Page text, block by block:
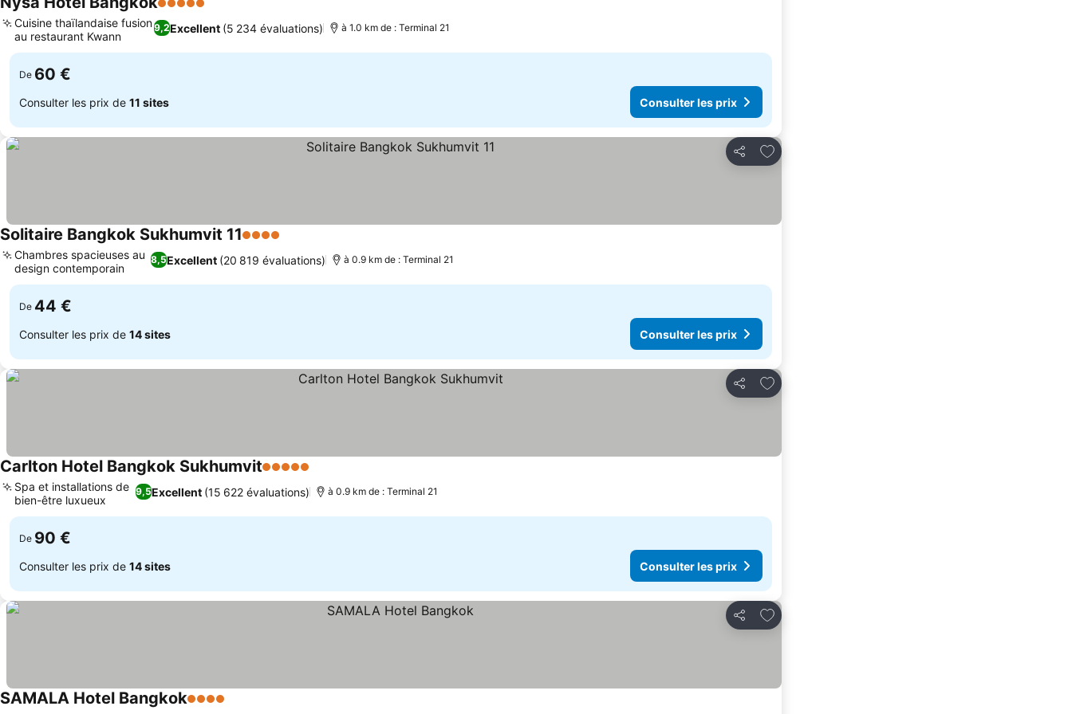
5 Étoiles
9,2Excellent (5 234 évaluations)
Cuisine thaïlandaise fusion
au restaurant Kwann
à 1.0 km de : Terminal 21
De 60 €
Consulter les prix de 11 sites Consulter les prix
Partager
Ajouter à mes favoris
Solitaire Bangkok Sukhumvit 114 Étoiles
8,5Excellent (20 819 évaluations)
Chambres spacieuses au
design contemporain
à 0.9 km de : Terminal 21
De 44 €
Consulter les prix de 14 sites Consulter les prix
Partager
Ajouter à mes favoris
Carlton Hotel Bangkok Sukhumvit5 Étoiles
9,5Excellent (15 622 évaluations)
Spa et installations de
bien-être luxueux
à 0.9 km de : Terminal 21
De 90 €
Consulter les prix de 14 sites Consulter les prix
Partager
Ajouter à mes favoris
SAMALA Hotel Bangkok4 Étoiles